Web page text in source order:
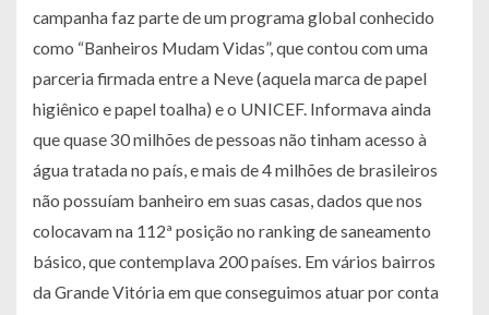
campanha faz parte de um programa global conhecido
como “Banheiros Mudam Vidas”, que contou com uma
parceria firmada entre a Neve (aquela marca de papel
higiênico e papel toalha) e o UNICEF. Informava ainda
que quase 30 milhões de pessoas não tinham acesso à
água tratada no país, e mais de 4 milhões de brasileiros
não possuíam banheiro em suas casas, dados que nos
colocavam na 112ª posição no ranking de saneamento
básico, que contemplava 200 países. Em vários bairros
da Grande Vitória em que conseguimos atuar por conta